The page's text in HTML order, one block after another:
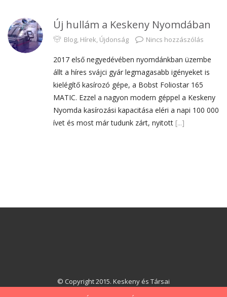
Új hullám a Keskeny Nyomdában
Blog, Hírek, Újdonság Nincs hozzászólás
2017 első negyedévében nyomdánkban üzembe
állt a híres svájci gyár legmagasabb igényeket is
kielégítő kasírozó gépe, a Bobst Foliostar 165
MATIC. Ezzel a nagyon modern géppel a Keskeny
Nyomda kasírozási kapacitása eléri a napi 100 000
ívet és most már tudunk zárt, nyitott [...]
© Copyright 2015. Keskeny és Társai